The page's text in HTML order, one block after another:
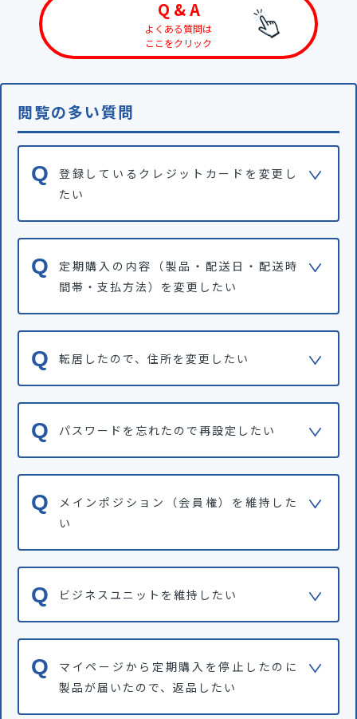
Q & A
よくある質問は
ここをクリック
閲覧の多い質問
登録しているクレジットカードを変更し
たい
定期購入の内容（製品・配送日・配送時
間帯・支払方法）を変更したい
転居したので、住所を変更したい
パスワードを忘れたので再設定したい
メインポジション（会員権）を維持した
い
ビジネスユニットを維持したい
マイページから定期購入を停止したのに
製品が届いたので、返品したい